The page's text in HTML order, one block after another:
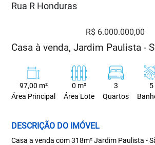
Rua R Honduras
R$ 6.000.000,00
Casa à venda, Jardim Paulista -
97,00 m²
Área Principal
0 m²
Área Lote
3
Quartos
5
DESCRIÇÃO DO IMÓVEL
Casa a venda com 318m² Jardim Paulista -